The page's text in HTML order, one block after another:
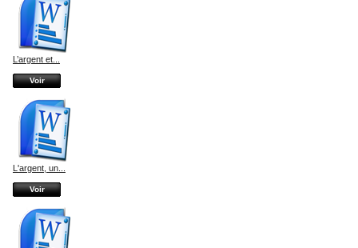
L’argent et...
Voir
L'argent, un...
Voir